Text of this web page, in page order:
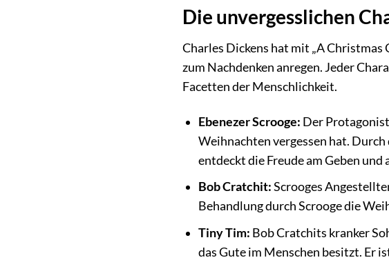
Die unvergesslichen
Charles Dickens hat mit „A Christmas
zum Nachdenken anregen. Jeder
Facetten der Menschlichkeit.
Ebenezer Scrooge: Der
Weihnachten vergessen hat.
entdeckt die Freude am Geben
Bob Cratchit:Scrooges
Behandlung durch Scrooge die
Tiny Tim: Bob Cratchits kranker
das Gute im Menschen besitzt. Er